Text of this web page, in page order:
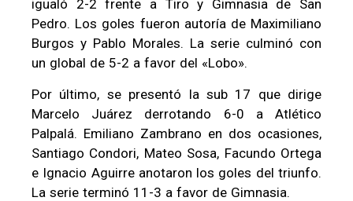
igualó 2-2 frente a Tiro y Gimnasia de San
Pedro. Los goles fueron autoría de Maximiliano
Burgos y Pablo Morales. La serie culminó con
un global de 5-2 a favor del «Lobo».
Por último, se presentó la sub 17 que dirige
Marcelo Juárez derrotando 6-0 a Atlético
Palpalá. Emiliano Zambrano en dos ocasiones,
Santiago Condori, Mateo Sosa, Facundo Ortega
e Ignacio Aguirre anotaron los goles del triunfo.
La serie terminó 11-3 a favor de Gimnasia.